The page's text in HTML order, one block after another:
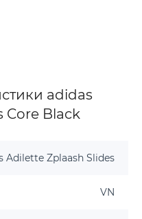
adidas
Core Black
Adilette Zplaash Slides
VN